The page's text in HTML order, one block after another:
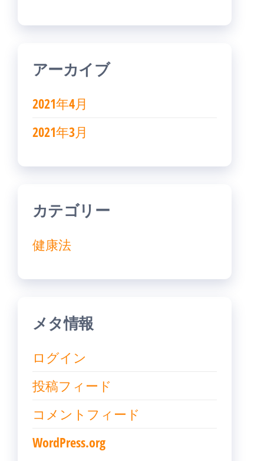
アーカイブ
2021年4月
2021年3月
カテゴリー
健康法
メタ情報
ログイン
投稿フィード
コメントフィード
WordPress.org